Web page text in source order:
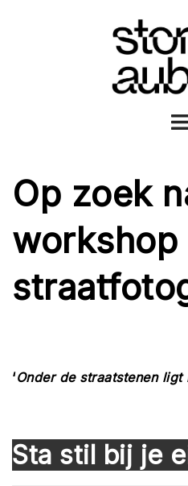
Op zoek
workshop
‘Onder de straatstenen ligt
Sta stil bij je